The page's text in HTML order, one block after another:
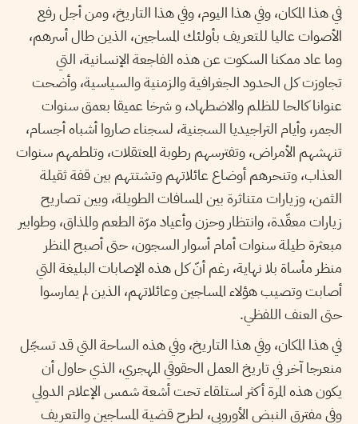
في هذا المكان، وفي هذا اليوم، وفي هذا التاريخ، ومن أجل رفع
الأصوات عاليا للتعريف بأولئك المساجين، الذين طال أسرهم،
وما عاد ممكنا السكوت عن هذه الفاجعة الإنسانية، التي
تجاوزت كل الحدود الجغرافية والزمنية والسياسية، وأضحت
عنوانا كالحا للظلم والاضطهاد، و شرخا عميقا بعمق سنوات
الجمر، وأيام التراجيديا السجنية، لسجناء صاروا أشباه أجسام،
تنهشهم الأمراض، وتفترسهم رطوبة المعتقلات، وتلطمهم سنوات
العذاب، وتنحرهم أوضاع عائلاتهم وتشتتهم بين قفة ثقيلة
الثمن، وزيارات متناثرة بين المسافات الطويلة، وبين تصاريح
زيارات معقّدة، وانتظار وحزن وأعياد مرّة الطعم والمذاق، وطوابير
مبعثرة طيلة سنوات أمام أسوار السجون، حتى أصبح المنظر
منظر مأساة بلا نهاية، رغم أنّ كل هذه الإصابات البليغة التي
أصابت وتصيب هؤلاء المساجين وعائلاتهم، الذين لم يمارسوا
حتى العنف اللفظي.
في هذا المكان، وفي هذا التاريخ، وفي هذه الساحة التي قد تسجّل
منعرجا آخر في تاريخ العمل الحقوقي المهجري، الذي حاول أن
يكون هذه المرة أكثر استلقاء تحت أشعة شمس الإعلام الدولي
وفي مفترق النبض الأوروبي، لطرح قضية المساجين والتعريف